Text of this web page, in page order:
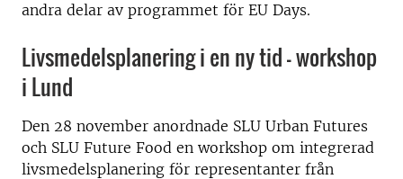
andra delar av programmet för EU Days.
Livsmedelsplanering i en ny tid – workshop
i Lund
Den 28 november anordnade SLU Urban Futures
och SLU Future Food en workshop om integrerad
livsmedelsplanering för representanter från